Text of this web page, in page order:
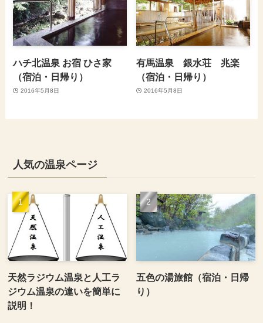
ハチ北温泉 お宿 ひさ家
（宿泊・日帰り）
2016年5月8日
有馬温泉 銀水荘 兆楽
（宿泊・日帰り）
2016年5月8日
人気の温泉ページ
天然ラジウム温泉と人工ラ
ジウム温泉の違いを簡単に
説明！
五色の湯旅館（宿泊・日帰
り）